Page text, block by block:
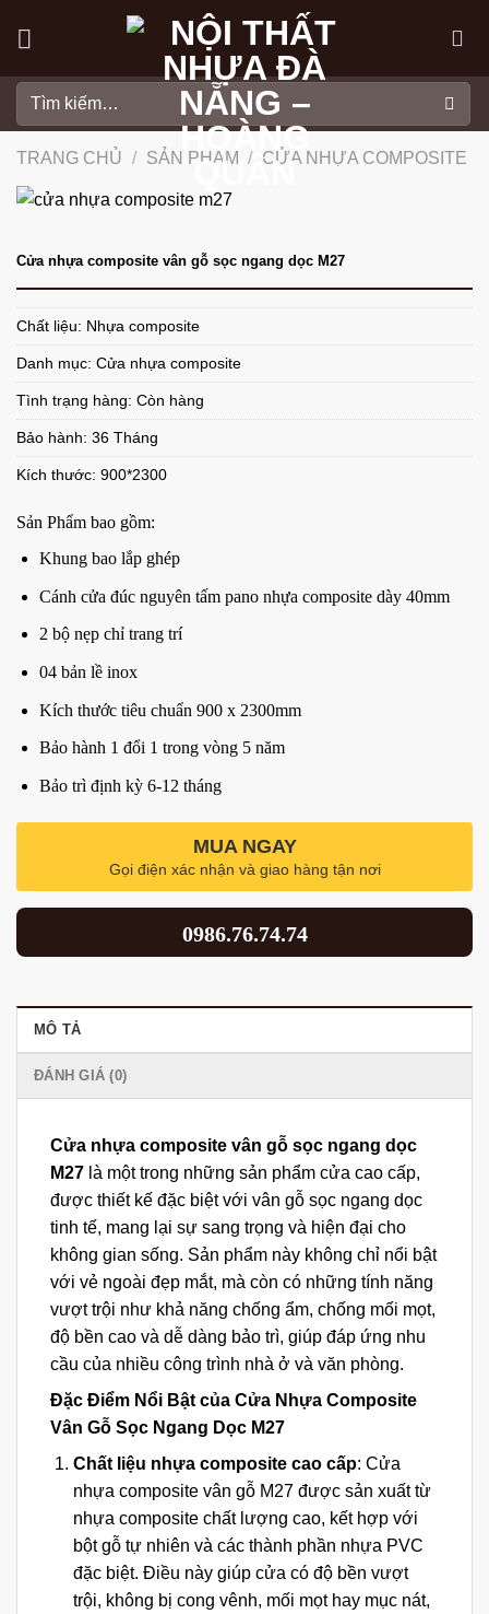
kiếm:
TRANG CHỦ / SẢN PHẨM / CỬA NHỰA COMPOSITE
Cửa nhựa composite vân gỗ sọc ngang dọc M27
Chất liệu: Nhựa composite
Danh mục: Cửa nhựa composite
Tình trạng hàng: Còn hàng
Bảo hành: 36 Tháng
Kích thước: 900*2300
Sản Phẩm bao gồm:
Khung bao lắp ghép
Cánh cửa đúc nguyên tấm pano nhựa composite dày 40mm
2 bộ nẹp chỉ trang trí
04 bản lề inox
Kích thước tiêu chuẩn 900 x 2300mm
Bảo hành 1 đổi 1 trong vòng 5 năm
Bảo trì định kỳ 6-12 tháng
MUA NGAY
Gọi điện xác nhận và giao hàng tận nơi
0986.76.74.74
MÔ TẢ
ĐÁNH GIÁ (0)
Cửa nhựa composite vân gỗ sọc ngang dọc
M27 là một trong những sản phẩm cửa cao cấp,
được thiết kế đặc biệt với vân gỗ sọc ngang dọc
tinh tế, mang lại sự sang trọng và hiện đại cho
không gian sống. Sản phẩm này không chỉ nổi bật
với vẻ ngoài đẹp mắt, mà còn có những tính năng
vượt trội như khả năng chống ẩm, chống mối mọt,
độ bền cao và dễ dàng bảo trì, giúp đáp ứng nhu
cầu của nhiều công trình nhà ở và văn phòng.
Đặc Điểm Nổi Bật của Cửa Nhựa Composite
Vân Gỗ Sọc Ngang Dọc M27
Chất liệu nhựa composite cao cấp: Cửa
nhựa composite vân gỗ M27 được sản xuất từ
nhựa composite chất lượng cao, kết hợp với
bột gỗ tự nhiên và các thành phần nhựa PVC
đặc biệt. Điều này giúp cửa có độ bền vượt
trội, không bị cong vênh, mối mọt hay mục nát,